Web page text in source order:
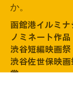
か。
函館港イルミ
ノミネート作品
渋谷短編映画
渋谷佐世保映
賞